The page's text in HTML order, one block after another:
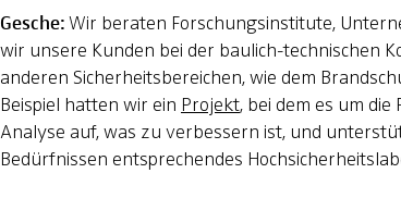
Gesche:Wir beraten Forschungsinstitute,
wir unsere Kunden bei der baulich-technischen
anderen Sicherheitsbereichen, wie dem
Beispiel hatten wir ein Projekt, bei dem es um
Analyse auf, was zu verbessern ist, und
Bedürfnissen entsprechendes